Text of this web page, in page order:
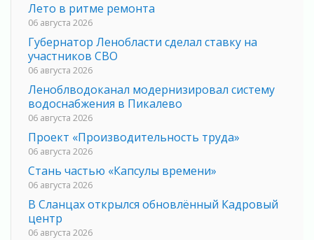
Лето в ритме ремонта
06 августа 2026
Губернатор Ленобласти сделал ставку на
участников СВО
06 августа 2026
Леноблводоканал модернизировал систему
водоснабжения в Пикалево
06 августа 2026
Проект «Производительность труда»
06 августа 2026
Стань частью «Капсулы времени»
06 августа 2026
В Сланцах открылся обновлённый Кадровый
центр
06 августа 2026